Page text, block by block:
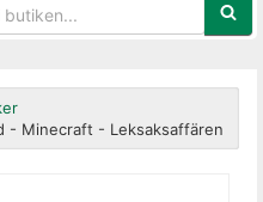
- Minecraft - Leksaksaffären